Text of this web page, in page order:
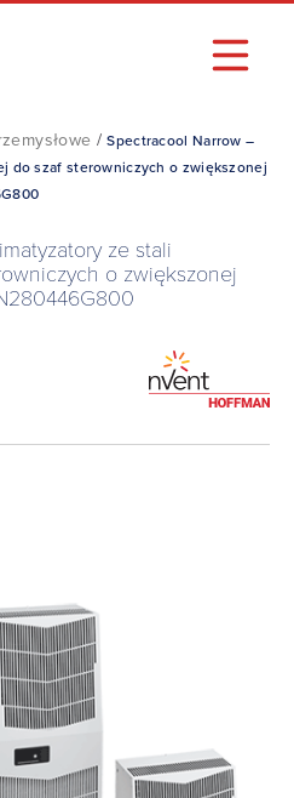
/Spectracool Narrow –
do szaf sterowniczych o zwiększonej
ze stali
o zwiększonej